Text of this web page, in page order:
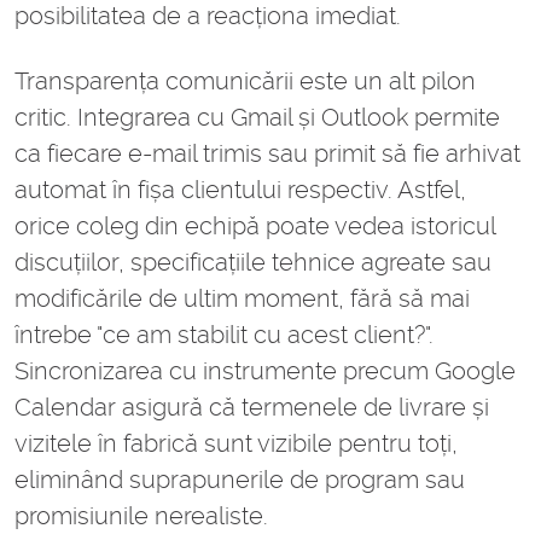
posibilitatea de a reacționa imediat.
Transparența comunicării este un alt pilon
critic. Integrarea cu Gmail și Outlook permite
ca fiecare e-mail trimis sau primit să fie arhivat
automat în fișa clientului respectiv. Astfel,
orice coleg din echipă poate vedea istoricul
discuțiilor, specificațiile tehnice agreate sau
modificările de ultim moment, fără să mai
întrebe "ce am stabilit cu acest client?".
Sincronizarea cu instrumente precum Google
Calendar asigură că termenele de livrare și
vizitele în fabrică sunt vizibile pentru toți,
eliminând suprapunerile de program sau
promisiunile nerealiste.